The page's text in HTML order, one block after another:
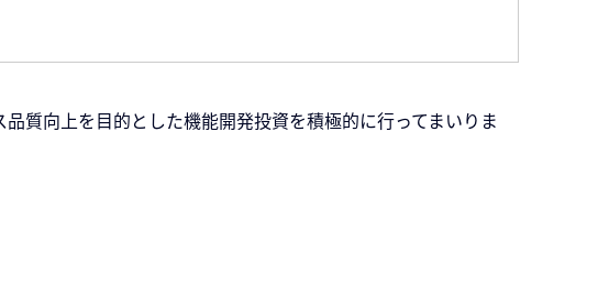
質向上を目的とした機能開発投資を積極的に行ってまいりま